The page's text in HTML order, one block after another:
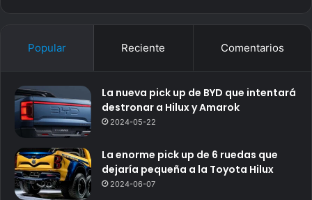
Popular Reciente Comentarios
La nueva pick up de BYD que intentará
destronar a Hilux y Amarok
2024-05-22
La enorme pick up de 6 ruedas que
dejaría pequeña a la Toyota Hilux
2024-06-07